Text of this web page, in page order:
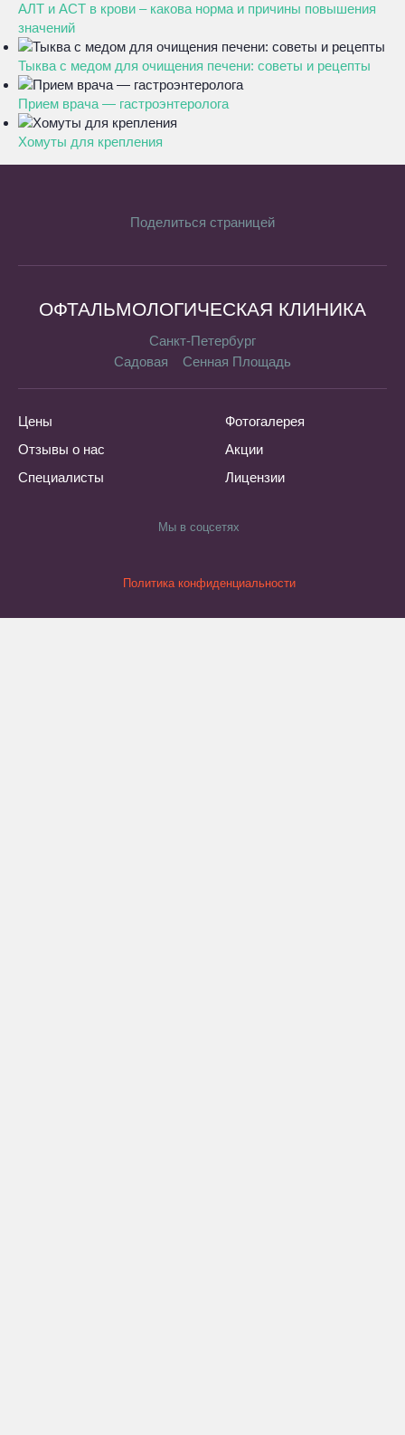
АЛТ и АСТ в крови – какова норма и причины повышения
значений
Тыква с медом для очищения печени: советы и рецепты
Прием врача — гастроэнтеролога
Хомуты для крепления
Поделиться страницей
ОФТАЛЬМОЛОГИЧЕСКАЯ КЛИНИКА
Санкт-Петербург
Садовая
Сенная Площадь
Цены
Отзывы о нас
Специалисты
Фотогалерея
Акции
Лицензии
Мы в соцсетях
Политика конфиденциальности